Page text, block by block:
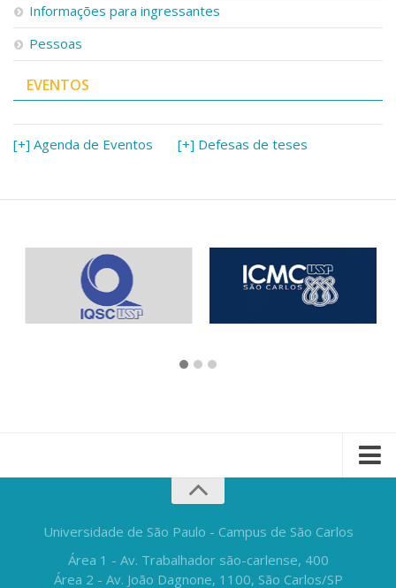
Informações para ingressantes
Pessoas
EVENTOS
[+] Agenda de Eventos [+] Defesas de teses
Universidade de São Paulo - Campus de São Carlos
Área 1 - Av. Trabalhador são-carlense, 400
Área 2 - Av. João Dagnone, 1100, São Carlos/SP